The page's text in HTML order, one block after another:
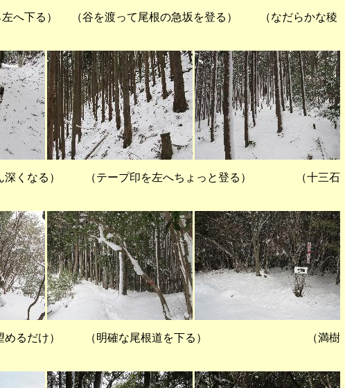
へ下る） （谷を渡って尾根の急坂を登る） （なだらかな稜
くなる） （テープ印を左へちょっと登る） （十三石
が望めるだけ） （明確な尾根道を下る） （満樹